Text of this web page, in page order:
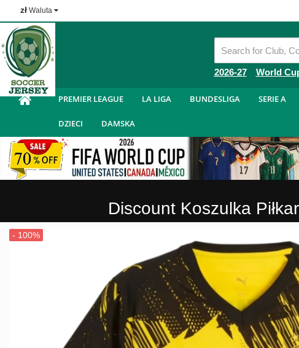
zł Waluta
Tanie Koszulka Piłkarska
2026-27 World
PREMIER LEAGUE LA LIGA BUNDESLIGA SERIE A
DZIECI DAMSKA
Discount Koszulka